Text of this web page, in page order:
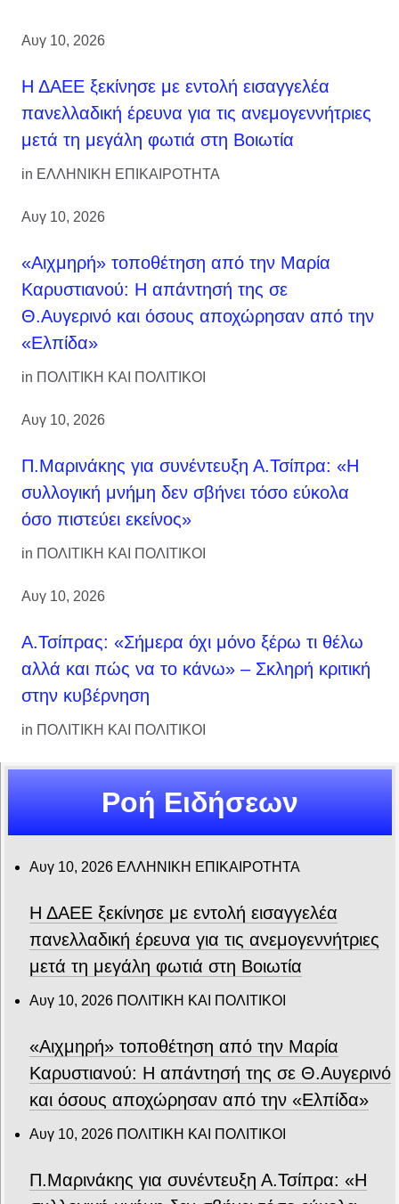
Αυγ 10, 2026
Η ΔΑΕΕ ξεκίνησε με εντολή εισαγγελέα
πανελλαδική έρευνα για τις ανεμογεννήτριες
μετά τη μεγάλη φωτιά στη Βοιωτία
in ΕΛΛΗΝΙΚΗ ΕΠΙΚΑΙΡΟΤΗΤΑ
Αυγ 10, 2026
«Αιχμηρή» τοποθέτηση από την Μαρία
Καρυστιανού: Η απάντησή της σε
Θ.Αυγερινό και όσους αποχώρησαν από την
«Ελπίδα»
in ΠΟΛΙΤΙΚΗ ΚΑΙ ΠΟΛΙΤΙΚΟΙ
Αυγ 10, 2026
Π.Μαρινάκης για συνέντευξη Α.Τσίπρα: «Η
συλλογική μνήμη δεν σβήνει τόσο εύκολα
όσο πιστεύει εκείνος»
in ΠΟΛΙΤΙΚΗ ΚΑΙ ΠΟΛΙΤΙΚΟΙ
Αυγ 10, 2026
Α.Τσίπρας: «Σήμερα όχι μόνο ξέρω τι θέλω
αλλά και πώς να το κάνω» – Σκληρή κριτική
στην κυβέρνηση
in ΠΟΛΙΤΙΚΗ ΚΑΙ ΠΟΛΙΤΙΚΟΙ
Ροή Ειδήσεων
Αυγ 10, 2026 ΕΛΛΗΝΙΚΗ ΕΠΙΚΑΙΡΟΤΗΤΑ
Η ΔΑΕΕ ξεκίνησε με εντολή εισαγγελέα
πανελλαδική έρευνα για τις ανεμογεννήτριες
μετά τη μεγάλη φωτιά στη Βοιωτία
Αυγ 10, 2026 ΠΟΛΙΤΙΚΗ ΚΑΙ ΠΟΛΙΤΙΚΟΙ
«Αιχμηρή» τοποθέτηση από την Μαρία
Καρυστιανού: Η απάντησή της σε Θ.Αυγερινό
και όσους αποχώρησαν από την «Ελπίδα»
Αυγ 10, 2026 ΠΟΛΙΤΙΚΗ ΚΑΙ ΠΟΛΙΤΙΚΟΙ
Π.Μαρινάκης για συνέντευξη Α.Τσίπρα: «Η